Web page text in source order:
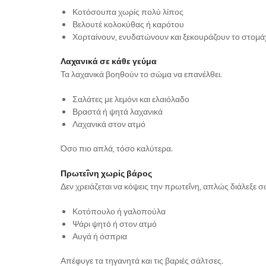
Κοτόσουπα χωρίς πολύ λίπος
Βελουτέ κολοκύθας ή καρότου
Χορταίνουν, ενυδατώνουν και ξεκουράζουν το
Λαχανικά σε κάθε γεύμα
Τα λαχανικά βοηθούν το σώμα να επανέλθει.
Σαλάτες με λεμόνι και ελαιόλαδο
Βραστά ή ψητά λαχανικά
Λαχανικά στον ατμό
Όσο πιο απλά, τόσο καλύτερα.
Πρωτεΐνη χωρίς βάρος
Δεν χρειάζεται να κόψεις την πρωτεΐνη, απλώς διάλεξε
Κοτόπουλο ή γαλοπούλα
Ψάρι ψητό ή στον ατμό
Αυγά ή όσπρια
Απέφυγε τα τηγανητά και τις βαριές σάλτσες.